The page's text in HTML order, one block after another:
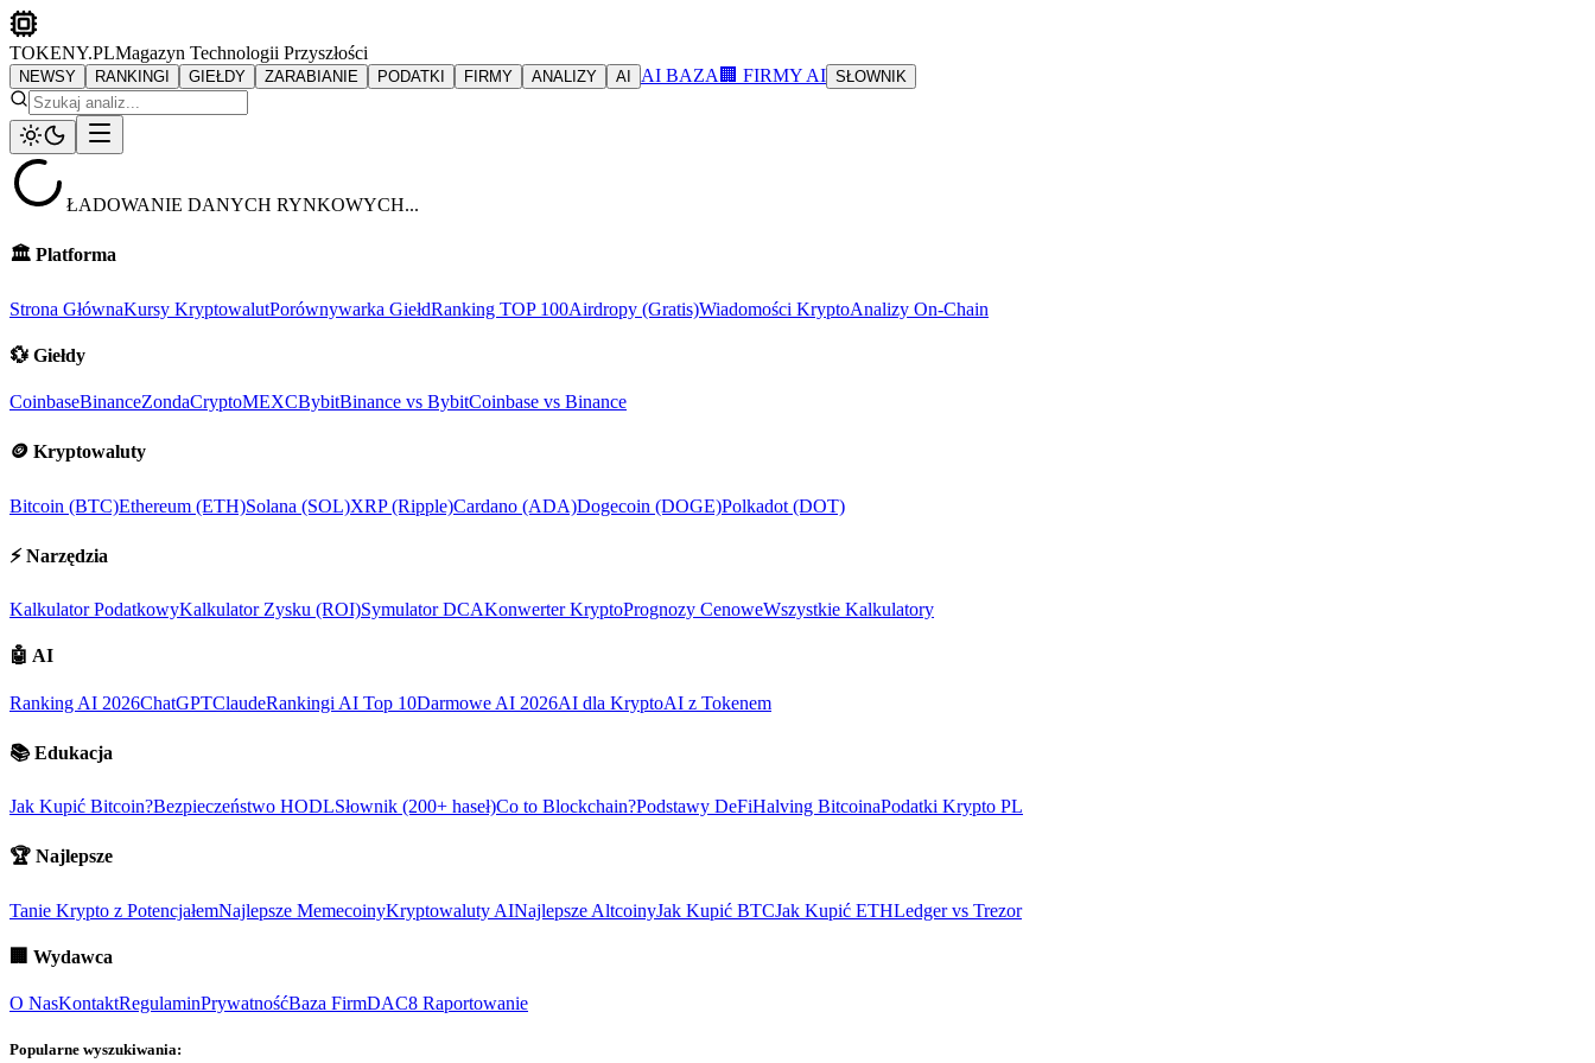
TOKENY.PLMagazyn Technologii Przyszłości
NEWSY RANKINGI GIEŁDY ZARABIANIE PODATKI FIRMY ANALIZY AI AI BAZA 🏢 FIRMY AI SŁOWNIK
ŁADOWANIE DANYCH RYNKOWYCH...
🏛️ Platforma
Strona GłównaKursy KryptowalutPorównywarka GiełdRanking TOP 100Airdropy (Gratis)Wiadomości KryptoAnalizy On-Chain
💱 Giełdy
CoinbaseBinanceZondaCryptoMEXCBybitBinance vs BybitCoinbase vs Binance
🪙 Kryptowaluty
Bitcoin (BTC)Ethereum (ETH)Solana (SOL)XRP (Ripple)Cardano (ADA)Dogecoin (DOGE)Polkadot (DOT)
⚡ Narzędzia
Kalkulator PodatkowyKalkulator Zysku (ROI)Symulator DCAKonwerter KryptoPrognozy CenoweWszystkie Kalkulatory
🤖 AI
Ranking AI 2026ChatGPTClaudeRankingi AI Top 10Darmowe AI 2026AI dla KryptoAI z Tokenem
📚 Edukacja
Jak Kupić Bitcoin?Bezpieczeństwo HODLSłownik (200+ haseł)Co to Blockchain?Podstawy DeFiHalving BitcoinaPodatki Krypto PL
🏆 Najlepsze
Tanie Krypto z PotencjałemNajlepsze MemecoinyKryptowaluty AINajlepsze AltcoinyJak Kupić BTCJak Kupić ETHLedger vs Trezor
🏢 Wydawca
O NasKontaktRegulaminPrywatnośćBaza FirmDAC8 Raportowanie
Popularne wyszukiwania: